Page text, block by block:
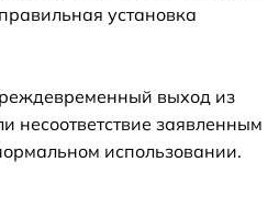
установка
выход из
несоответствие заявленным
использовании.